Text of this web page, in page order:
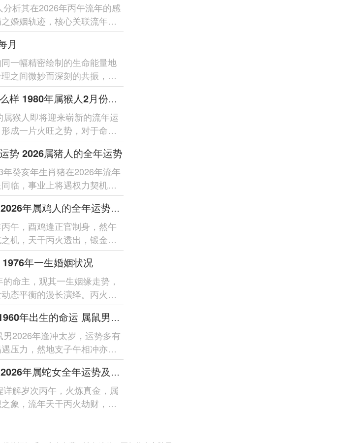
析其在2026年丙午流年的感
婚姻轨迹，核心关联流年干
月
一幅精密绘制的生命能量地
之间微妙而深刻的共振，对
1980年属猴2026年的运势怎么样 1980年属猴人2月份运程
猴人即将迎来崭新的流年运
成一片火旺之势，对于命局
...
势 2026属猪人的全年运势
癸亥年生肖猪在2026年流年
临，事业上将遇权力契机却
...
2026年属鸡人健康运势如何 2026年属鸡人的全年运势如何
午，酉鸡逢正官制身，然午
机，天干丙火透出，锻金太
「龙...
年一生婚姻状况
命主，观其一生姻缘走势，
态平衡的漫长演绎。丙火日
...
属鼠男的2026年运势及事业1960年出生的命运 属鼠男的2026婚姻
2026年逢冲太岁，运势多有
压力，然地支子午相冲亦激
宫动婚...
2026年属蛇女的运势及运程 2026年属蛇女全年运势及运程
解岁次丙午，火炼真金，属
象，流年天干丙火劫财，地